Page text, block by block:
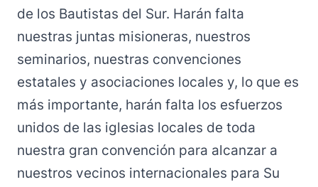
de los Bautistas del Sur. Harán falta
nuestras juntas misioneras, nuestros
seminarios, nuestras convenciones
estatales y asociaciones locales y, lo que es
más importante, harán falta los esfuerzos
unidos de las iglesias locales de toda
nuestra gran convención para alcanzar a
nuestros vecinos internacionales para Su